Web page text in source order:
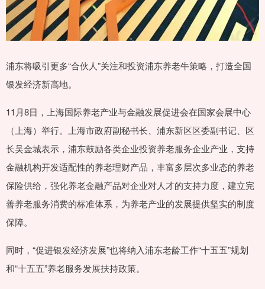
浦东将吸引更多“合伙人”关注和投资浦东养老牛策略，打造全国
银发经济新高地。
11月8日，上海国际养老产业与金融发展促进会在国家会展中心
（上海）举行。上海市政府副秘书长、浦东新区区委副书记、区
长吴金城表示，浦东鼓励各类企业投资养老服务企业产业，支持
金融机构开发适配性的养老理财产品，丰富多层次多业态的养老
保险供给，强化养老金融产品对企业对人才的支持力度，建立完
善养老服务消费的标准体系，为养老产业的发展提供坚实的制度
保障。
同时，“促进银发经济发展”也将纳入浦东老龄工作“十五五”规划
和“十五五”养老服务发展扶持政策。